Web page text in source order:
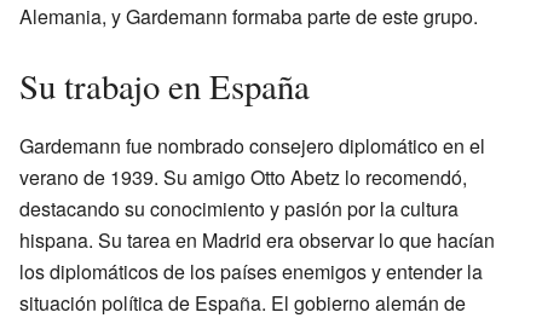
Alemania, y Gardemann formaba parte de este grupo.
Su trabajo en España
Gardemann fue nombrado consejero diplomático en el
verano de 1939. Su amigo Otto Abetz lo recomendó,
destacando su conocimiento y pasión por la cultura
hispana. Su tarea en Madrid era observar lo que hacían
los diplomáticos de los países enemigos y entender la
situación política de España. El gobierno alemán de